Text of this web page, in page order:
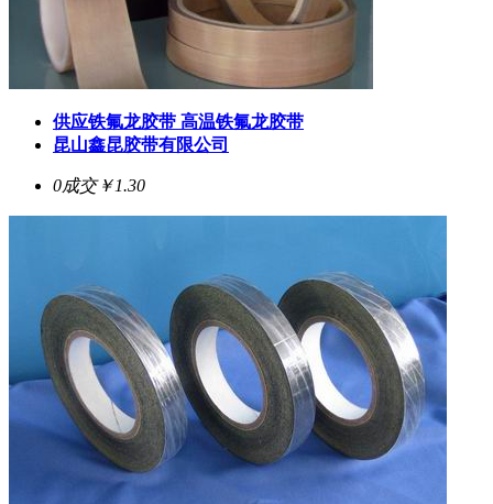
供应铁氟龙胶带 高温铁氟龙胶带
昆山鑫昆胶带有限公司
0成交￥1.30